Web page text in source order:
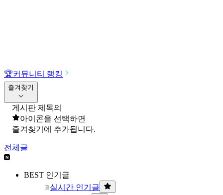
🏆커뮤니티 랭킹
즐겨찾기
게시판 제목의
아이콘을 선택하면
즐겨찾기에 추가됩니다.
전체글
BEST 인기글
실시간 인기글